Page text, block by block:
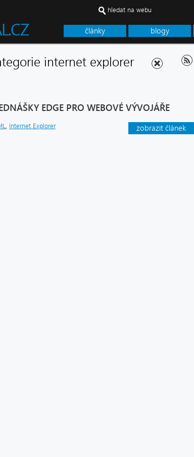
články blogy
hledat na webu
internet explorer
EDGE PRO WEBOVÉ VÝVOJÁŘE
zobrazit článek
, Internet Explorer